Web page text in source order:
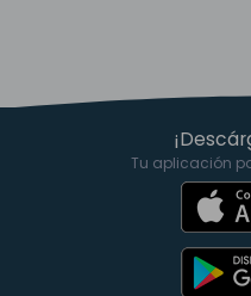
Tu aplicación